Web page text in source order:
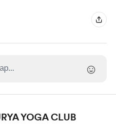
YOGA CLUB